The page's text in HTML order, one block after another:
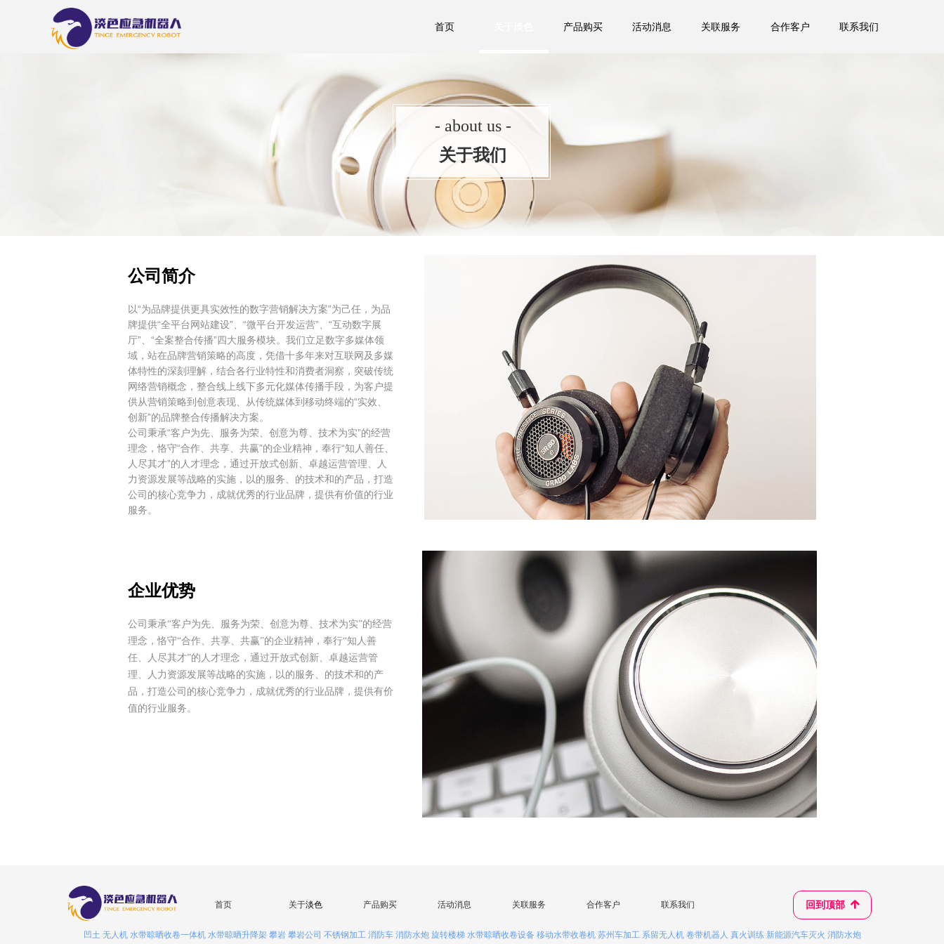
首页 产品购买 活动消息 关联服务 合作客户 联系我们
- about us -
关于我们
公司简介
以“为品牌提供更具实效性的数字营销解决方案”为己任，为品
牌提供“全平台网站建设”、“微平台开发运营”、“互动数字展
厅”、“全案整合传播”四大服务模块。我们立足数字多媒体领
域，站在品牌营销策略的高度，凭借十多年来对互联网及多媒
体特性的深刻理解，结合各行业特性和消费者洞察，突破传统
网络营销概念，整合线上线下多元化媒体传播手段，为客户提
供从营销策略到创意表现、从传统媒体到移动终端的“实效、
创新”的品牌整合传播解决方案。
公司秉承“客户为先、服务为荣、创意为尊、技术为实”的经营
理念，恪守“合作、共享、共赢”的企业精神，奉行“知人善任、
人尽其才”的人才理念，通过开放式创新、卓越运营管理、人
力资源发展等战略的实施，以的服务、的技术和的产品，打造
公司的核心竞争力，成就优秀的行业品牌，提供有价值的行业
服务。
企业优势
公司秉承“客户为先、服务为荣、创意为尊、技术为实”的经营
理念，恪守“合作、共享、共赢”的企业精神，奉行“知人善
任、人尽其才”的人才理念，通过开放式创新、卓越运营管
理、人力资源发展等战略的实施，以的服务、的技术和的产
品，打造公司的核心竞争力，成就优秀的行业品牌，提供有价
值的行业服务。
回到顶部 녕
关于淡色 产品购买 活动消息 关联服务 合作客户 联系我们
首页
凹土 无人机 水带晾晒收卷一体机 水带晾晒升降架 攀岩 攀岩公司 不锈钢加工 消防车 消防水炮 旋转楼梯 水带晾晒收卷设备 移动水带收卷机 苏州车加工 系留无人机 卷带机器人 真火训练 新能源汽车灭火 消防水炮